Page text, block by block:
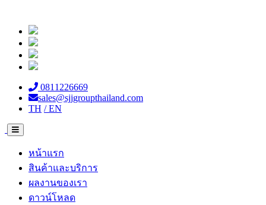
0811226669
sales@sjjgroupthailand.com
TH / EN
หน้าแรก
สินค้าและบริการ
ผลงานของเรา
ดาวน์โหลด